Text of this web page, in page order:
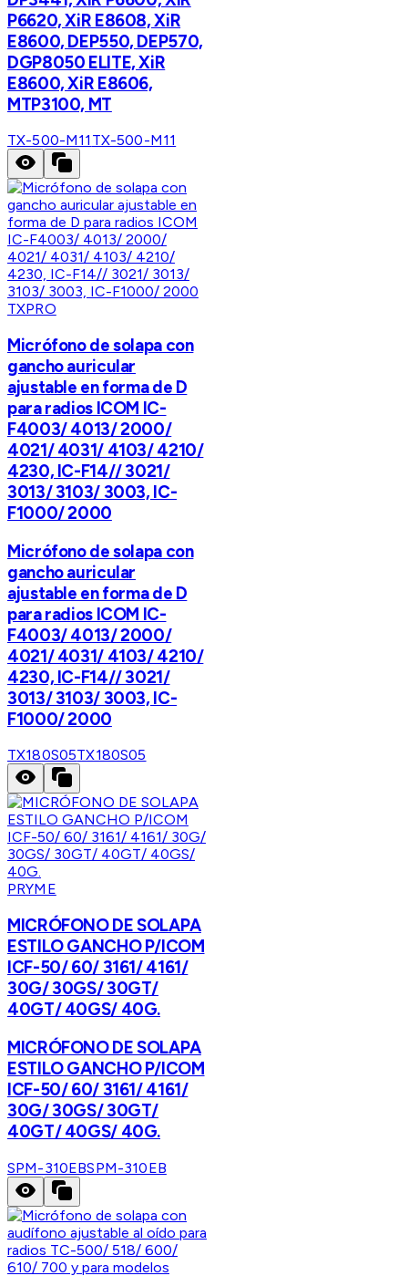
P6620, XiR E8608, XiR
E8600, DEP550, DEP570,
DGP8050 ELITE, XiR
E8600, XiR E8606,
MTP3100, MT
TX-500-M11 TX-500-M11
TXPRO
Micrófono de solapa con
gancho auricular
ajustable en forma de D
para radios ICOM IC-
F4003/ 4013/ 2000/
4021/ 4031/ 4103/ 4210/
4230, IC-F14// 3021/
3013/ 3103/ 3003, IC-
F1000/ 2000
Micrófono de solapa con
gancho auricular
ajustable en forma de D
para radios ICOM IC-
F4003/ 4013/ 2000/
4021/ 4031/ 4103/ 4210/
4230, IC-F14// 3021/
3013/ 3103/ 3003, IC-
F1000/ 2000
TX180S05TX180S05
PRYME
MICRÓFONO DE SOLAPA
ESTILO GANCHO P/ICOM
ICF-50/ 60/ 3161/ 4161/
30G/ 30GS/ 30GT/
40GT/ 40GS/ 40G.
MICRÓFONO DE SOLAPA
ESTILO GANCHO P/ICOM
ICF-50/ 60/ 3161/ 4161/
30G/ 30GS/ 30GT/
40GT/ 40GS/ 40G.
SPM-310EBSPM-310EB